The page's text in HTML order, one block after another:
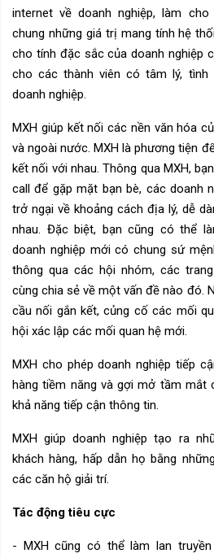
internet về doanh nghiệp, làm
chung những giá trị mang tính hệ
cho tính đặc sắc của doanh nghiệp
cho các thành viên có tâm lý, tình
doanh nghiệp.
MXH giúp kết nối các nền văn hóa
và ngoài nước. MXH là phương tiện
kết nối với nhau. Thông qua MXH,
call để gặp mặt bạn bè, các doanh
trở ngại về khoảng cách địa lý, dễ
nhau. Đặc biệt, bạn cũng có thể
doanh nghiệp mới có chung sứ
thông qua các hội nhóm, các
cùng chia sẻ về một vấn đề nào đó.
cầu nối gắn kết, củng cố các mối
hội xác lập các mối quan hệ mới.
MXH cho phép doanh nghiệp tiếp
hàng tiềm năng và gợi mở tầm mắt
khả năng tiếp cận thông tin.
MXH giúp doanh nghiệp tạo ra
khách hàng, hấp dẫn họ bằng
các căn hộ giải trí.
Tác động tiêu cực
- MXH cũng có thể làm lan